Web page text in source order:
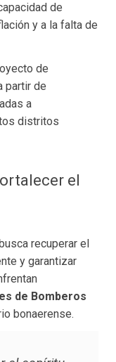
de
y a la falta de
de
partir de
a
distritos
el
recuperar el
y garantizar
de Bomberos
bonaerense.